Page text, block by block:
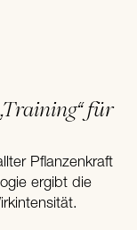
für
Pflanzenkraft
ergibt die